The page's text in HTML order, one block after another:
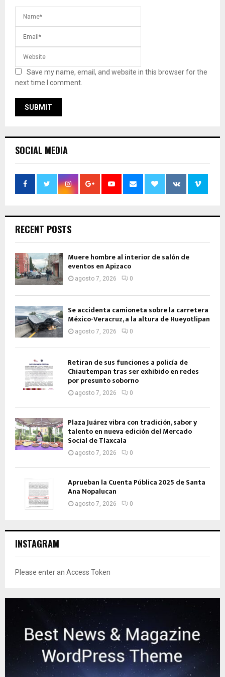
Save my name, email, and website in this browser for the
next time I comment.
SOCIAL MEDIA
RECENT POSTS
Muere hombre al interior de salón de
eventos en Apizaco
agosto 7, 2026 0
Se accidenta camioneta sobre la carretera
México-Veracruz, a la altura de Hueyotlipan
agosto 7, 2026 0
Retiran de sus funciones a policía de
Chiautempan tras ser exhibido en redes
por presunto soborno
agosto 7, 2026 0
Plaza Juárez vibra con tradición, sabor y
talento en nueva edición del Mercado
Social de Tlaxcala
agosto 7, 2026 0
Aprueban la Cuenta Pública 2025 de Santa
Ana Nopalucan
agosto 7, 2026 0
INSTAGRAM
Please enter an Access Token